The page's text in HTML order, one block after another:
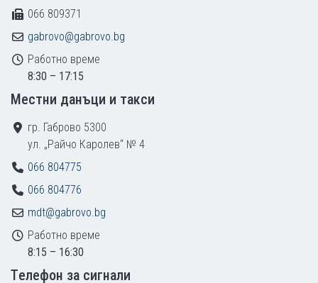
066 809371
gabrovo@gabrovo.bg
Работно време
8:30 – 17:15
Местни данъци и такси
гр. Габрово 5300
ул. „Райчо Каролев“ № 4
066 804775
066 804776
mdt@gabrovo.bg
Работно време
8:15 – 16:30
Tелефон за сигнали